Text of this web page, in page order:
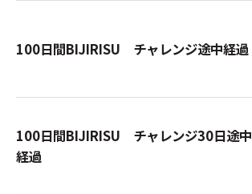
100日間BIJIRISU チャレンジ途中経過
100日間BIJIRISU チャレンジ30日途中
経過